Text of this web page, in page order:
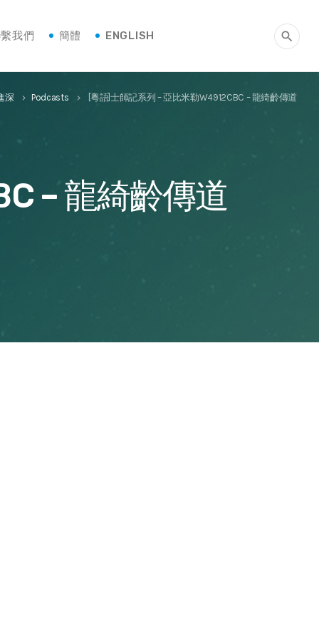
我們 簡體 ENGLISH search
深 keyboard_arrow_right Podcasts keyboard_arrow_right [粵語]士師記系列 – 亞比米勒W4912CBC – 龍綺齡傳道
– 龍綺齡傳道